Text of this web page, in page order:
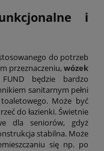
i
do potrzeb
przeznaczeniu, wózek
będzie bardzo
sanitarnym pełni
Może być
do łazienki. Świetnie
dla seniorów, gdyż
stabilna. Może
się np. po